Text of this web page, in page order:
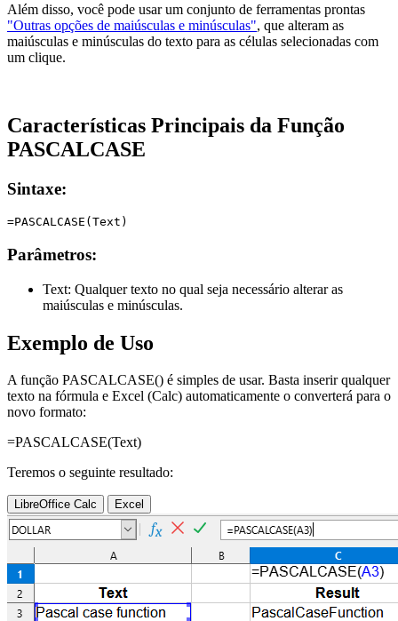
Além disso, você pode usar um conjunto de ferramentas prontas
"Outras opções de maiúsculas e minúsculas", que alteram as
maiúsculas e minúsculas do texto para as células selecionadas com
um clique.
Características Principais da Função
PASCALCASE
Sintaxe:
Parâmetros:
Text: Qualquer texto no qual seja necessário alterar as
maiúsculas e minúsculas.
Exemplo de Uso
A função PASCALCASE() é simples de usar. Basta inserir qualquer
texto na fórmula e Excel (Calc) automaticamente o converterá para o
novo formato:
=PASCALCASE(Text)
Teremos o seguinte resultado:
LibreOffice Calc Excel